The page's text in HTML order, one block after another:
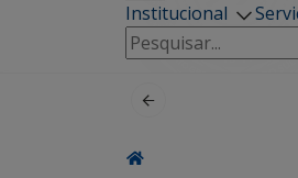
Institucional
Pesquisar
por: